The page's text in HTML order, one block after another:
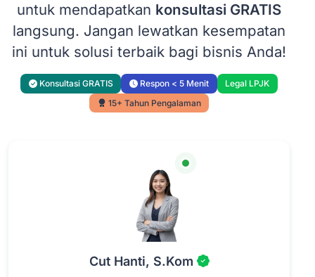
untuk mendapatkan konsultasi GRATIS
langsung. Jangan lewatkan kesempatan
ini untuk solusi terbaik bagi bisnis Anda!
Konsultasi GRATIS Respon < 5 Menit
Legal LPJK
15+ Tahun Pengalaman
Cut Hanti, S.Kom